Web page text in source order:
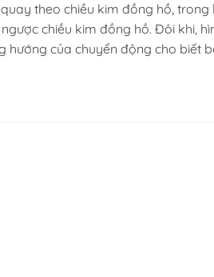
theo chiều kim đồng hồ, trong
chiều kim đồng hồ. Đôi khi,
hướng của chuyển động cho biết